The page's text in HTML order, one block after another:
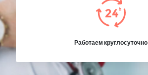
Работаем круглосуточно